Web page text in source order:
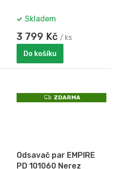
Skladem
3 799 Kč / ks
Do košíku
Z
D
ZDARMA
Odsavač par EMPIRE
PD 101060 Nerez